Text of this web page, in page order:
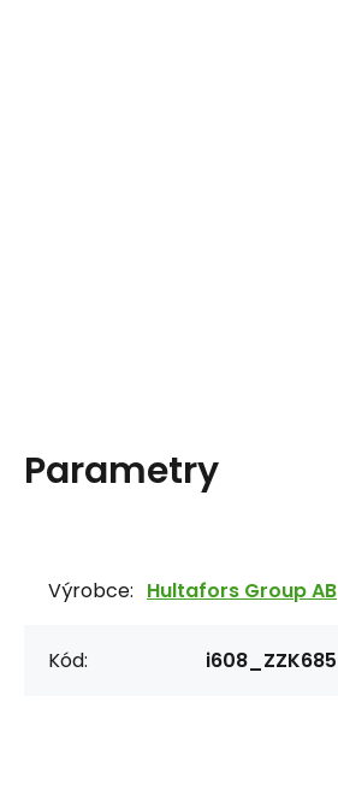
Parametry
Výrobce: Hultafors Group AB
Kód: i608_ZZK685